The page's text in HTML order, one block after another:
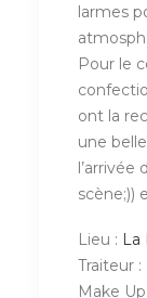
larmes
Pour le
ont la
une
l’arrivée
scène;))
Lieu : La
Traiteur :
Make